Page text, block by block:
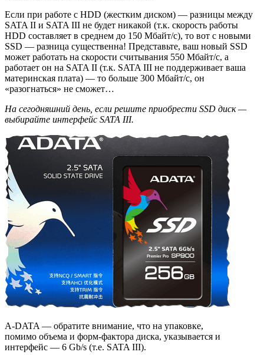
Если при работе с HDD (жестким диском) — разницы между
SATA II и SATA III не будет никакой (т.к. скорость работы
HDD составляет в среднем до 150 Мбайт/с), то вот с новыми
SSD — разница существенна! Представьте, ваш новый SSD
может работать на скорости считывания 550 Мбайт/с, а
работает он на SATA II (т.к. SATA III не поддерживает ваша
материнская плата) — то больше 300 Мбайт/с, он
«разогнаться» не сможет…
На сегодняшний день, если решите приобрести SSD диск —
выбирайте интерфейс SATA III.
A-DATA — обратите внимание, что на упаковке,
помимо объема и форм-фактора диска, указывается и
интерфейс — 6 Gb/s (т.е. SATA III).